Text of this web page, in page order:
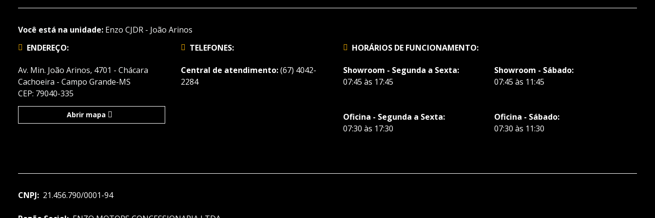
Você está na unidade: Enzo CJDR - João Arinos
ENDEREÇO:
Av. Min. João Arinos, 4701 - Chácara
Cachoeira - Campo Grande-MS
CEP: 79040-335
Abrir mapa
TELEFONES:
Central de atendimento:(67) 4042-
2284
HORÁRIOS DE FUNCIONAMENTO:
Showroom - Segunda a Sexta:
07:45 às 17:45
Showroom - Sábado:
07:45 às 11:45
Oficina - Segunda a Sexta:
07:30 às 17:30
Oficina - Sábado:
07:30 às 11:30
CNPJ: 21.456.790/0001-94